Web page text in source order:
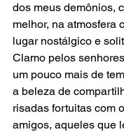
dos meus demônios,
melhor, na atmosfera
lugar nostálgico e
Clamo pelos
um pouco mais de
a beleza de
risadas fortuitas com
amigos, aqueles que